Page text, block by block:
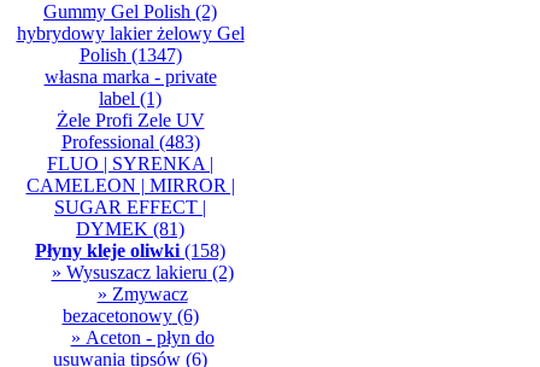
Gummy Gel Polish (2)
hybrydowy lakier żelowy Gel
Polish (1347)
własna marka - private
label (1)
Żele Profi Zele UV
Professional (483)
FLUO | SYRENKA |
CAMELEON | MIRROR |
SUGAR EFFECT |
DYMEK (81)
Płyny kleje oliwki (158)
» Wysuszacz lakieru (2)
» Zmywacz
bezacetonowy(6)
» Aceton - płyn do
usuwania tipsów (6)